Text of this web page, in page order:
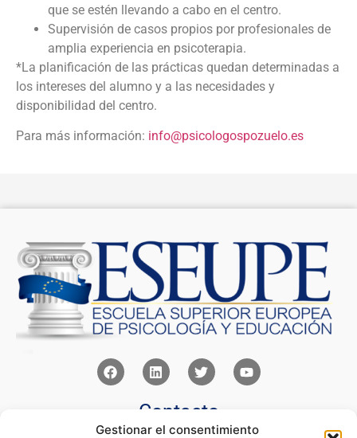
Gestionar el consentimiento
que se estén llevando a cabo en el centro.
Supervisión de casos propios por profesionales de
amplia experiencia en psicoterapia.
*La planificación de las prácticas quedan determinadas a
los intereses del alumno y a las necesidades y
disponibilidad del centro.
Para más información: info@psicologospozuelo.es
Contacto
Av Juan XXIII 15b Pozuelo de Alarcón – Madrid